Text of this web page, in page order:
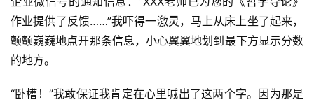
作业提供了反馈……”我吓得一激灵，马上从床上坐了起来，
颤颤巍巍地点开那条信息，小心翼翼地划到最下方显示分数
的地方。
“卧槽！”我敢保证我肯定在心里喊出了这两个字。因为那是